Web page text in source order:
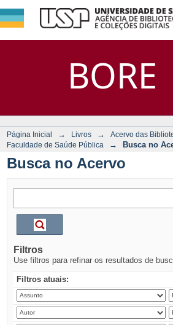
BORE
Busca no
DSpace/Manakin +
Página Inicial → Livros → Acervo das
Faculdade de Saúde Pública
→ Busca no
Busca no Acervo
Filtros
Use filtros para refinar os resultados de
Filtros atuais: